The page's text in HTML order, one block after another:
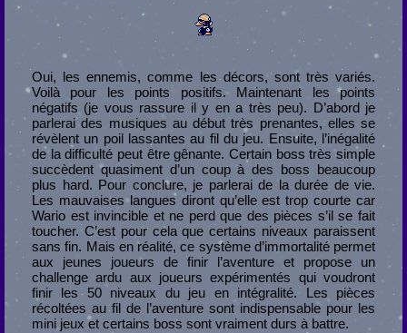
Oui, les ennemis, comme les décors, sont très variés.
Voilà pour les points positifs. Maintenant les points
négatifs (je vous rassure il y en a très peu). D’abord je
parlerai des musiques au début très prenantes, elles se
révèlent un poil lassantes au fil du jeu. Ensuite, l’inégalité
de la difficulté peut être gênante. Certain boss très simple
succèdent quasiment d’un coup à des boss beaucoup
plus hard. Pour conclure, je parlerai de la durée de vie.
Les mauvaises langues diront qu’elle est trop courte car
Wario est invincible et ne perd que des pièces s’il se fait
toucher. C’est pour cela que certains niveaux paraissent
sans fin. Mais en réalité, ce système d’immortalité permet
aux jeunes joueurs de finir l’aventure et propose un
challenge ardu aux joueurs expérimentés qui voudront
finir les 50 niveaux du jeu en intégralité. Les pièces
récoltées au fil de l’aventure sont indispensable pour les
mini jeux et certains boss sont vraiment durs à battre.